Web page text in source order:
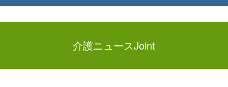
介護ニュースJoint